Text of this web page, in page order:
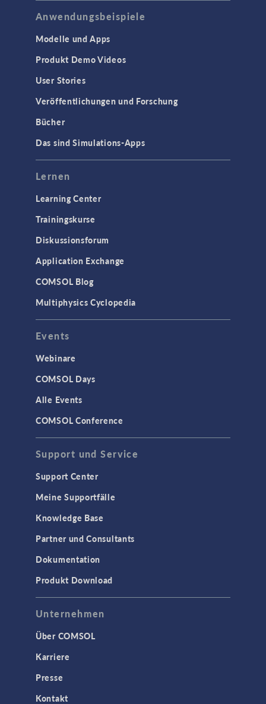
Anwendungsbeispiele
Modelle und Apps
Produkt Demo Videos
User Stories
Veröffentlichungen und Forschung
Bücher
Das sind Simulations-Apps
Lernen
Learning Center
Trainingskurse
Diskussionsforum
Application Exchange
COMSOL Blog
Multiphysics Cyclopedia
Events
Webinare
COMSOL Days
Alle Events
COMSOL Conference
Support und Service
Support Center
Meine Supportfälle
Knowledge Base
Partner und Consultants
Dokumentation
Produkt Download
Unternehmen
Über COMSOL
Karriere
Presse
Kontakt